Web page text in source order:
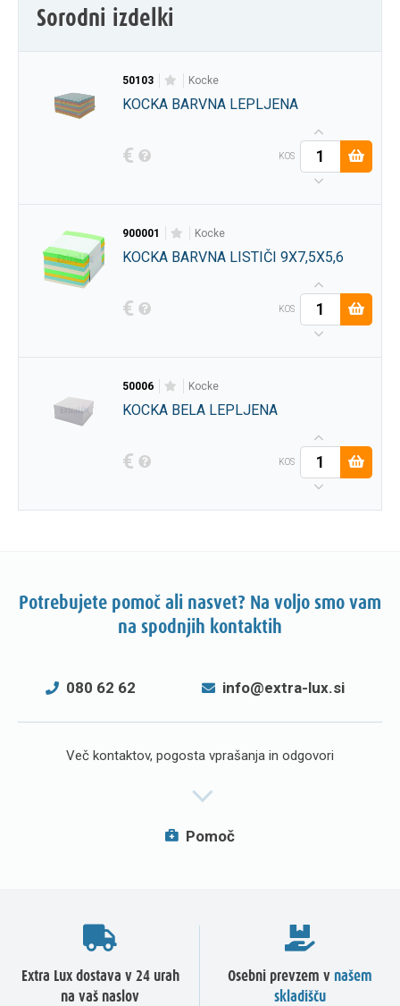
Sorodni izdelki
50103 kocke
KOCKA BARVNA LEPLJENA
€ KOS
900001 kocke
KOCKA BARVNA LISTIČI 9X7,5X5,6
€ KOS
50006 kocke
KOCKA BELA LEPLJENA
€ KOS
Potrebujete pomoč ali nasvet? Na voljo smo vam
na spodnjih kontaktih
080 62 62 info@extra-lux.si
Več kontaktov, pogosta vprašanja in odgovori
Pomoč
Extra Lux dostava v 24 urah
na vaš naslov
Osebni prevzem v našem
skladišču